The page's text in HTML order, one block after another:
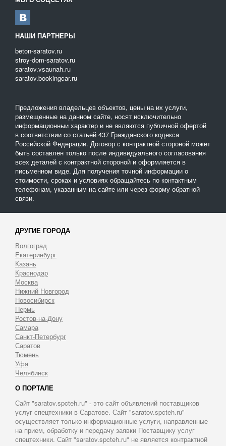
высоте от дорожного покрытия до борта;
длине, ширине борта и типу проходимости манипулятора.
Также возможен выбор различного способа оплаты:
по часам
за 1 смену.
На нашем портале размещены только профессиональные,
на одной площадке, позволяет сделать правильный выбор,
экономя при этом деньги и время.
НАШИ ПАРТНЕРЫ
beton-saratov.ru
stroy-dom-saratov.ru
saratov.vsaunah.ru
saratov.bookingcar.ru
Предложения владельцев объектов, цены на их услуги,
размещенные на данном сайте, носят исключительно
информационныи характер и не являются публичной офертой
в соответствии со статьей 437 Гражданского кодекса
Российской Федерации. Договор с контрактной стороной может
быть составлен только после индивидуального согласования
всех деталей с контрактной стороной и оформляется в
письменном виде. Для получения точной информации о
стоимости, сроках и условиях обращайтесь по контактным
телефонам, указанным на сайте или через форму обратной
связи.
ДРУГИЕ ГОРОДА
Волгоград
Екатеринбург
Казань
Краснодар
Москва
Нижний Новгород
Новосибирск
Пермь
Ростов-на-Дону
Самара
Санкт-Петербург
Саратов
Тюмень
Уфа
Челябинск
О ПОРТАЛЕ
Сайт "saratov.spcteh.ru" - это сайт объявлений поставщиков
услуг спецтехники в Саратове. Сайт "saratov.spcteh.ru"
осуществляет только информационные услуги, направленные
на прием, обработку и передачу заявки Поставщику услуг
спецтехники. Сайт "saratov.spcteh.ru" не является контрактной